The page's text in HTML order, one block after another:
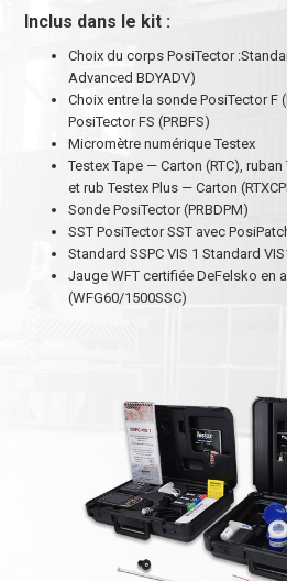
Inclus dans le kit :
Choix du corps PosiTector
Advanced BDYADV)
Choix entre la sonde PosiTector F
PosiTector FS (PRBFS)
Micromètre numérique Testex
Testex Tape — Carton (RTC),
et rub Testex Plus — Carton
Sonde PosiTector (PRBDPM)
SST PosiTector SST avec
Standard SSPC VIS 1 Standard
Jauge WFT certifiée DeFelsko en
(WFG60/1500SSC)